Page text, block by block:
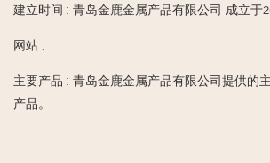
建立时间 : 青岛金鹿金属产品有限公司 成立于
网站 :
主要产品 : 青岛金鹿金属产品有限公司提供的
产品。